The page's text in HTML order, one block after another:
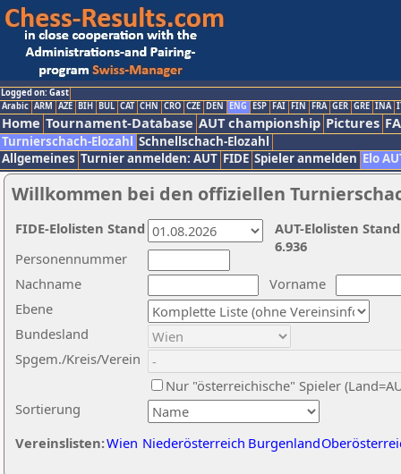
Logged on: Gast
Arabic ARM AZE BIH BUL CAT CHN CRO CZE DEN ENG ESP FAI FIN FRA GER GRE INA
Home Tournament-Database AUT championship Pictures
Turnierschach-Elozahl Schnellschach-Elozahl
Allgemeines Turnier anmelden: AUT FIDE Spieler anmelden Elo
Willkommen bei den offiziellen
Nachname
Vorname
Ebene
Sortierung
Personennummer
Bundesland
Spgem./Kreis/Verein
Nur "österreichische" Spieler
Vereinslisten:Wien Niederösterreich Burgenland
AUT-Elolisten
6.936
FIDE-Elolisten Stand